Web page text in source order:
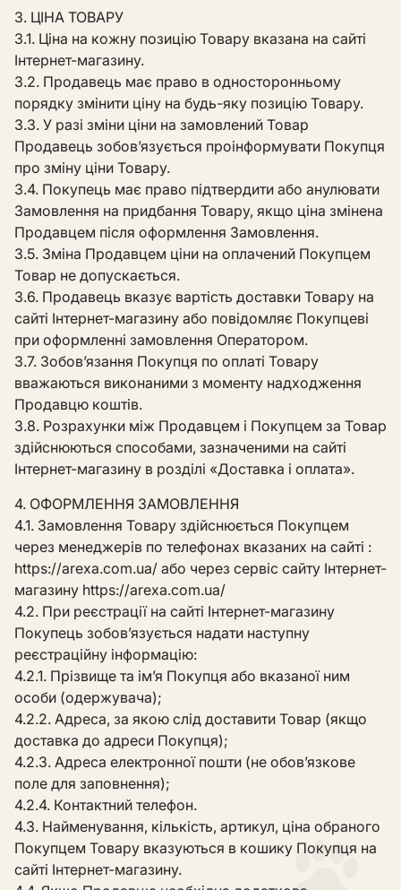
3. ЦІНА ТОВАРУ
3.1. Ціна на кожну позицію Товару вказана на сайті
Інтернет-магазину.
3.2. Продавець має право в односторонньому
порядку змінити ціну на будь-яку позицію Товару.
3.3. У разі зміни ціни на замовлений Товар
Продавець зобов’язується проінформувати Покупця
про зміну ціни Товару.
3.4. Покупець має право підтвердити або анулювати
Замовлення на придбання Товару, якщо ціна змінена
Продавцем після оформлення Замовлення.
3.5. Зміна Продавцем ціни на оплачений Покупцем
Товар не допускається.
3.6. Продавець вказує вартість доставки Товару на
сайті Інтернет-магазину або повідомляє Покупцеві
при оформленні замовлення Оператором.
3.7. Зобов’язання Покупця по оплаті Товару
вважаються виконаними з моменту надходження
Продавцю коштів.
3.8. Розрахунки між Продавцем і Покупцем за Товар
здійснюються способами, зазначеними на сайті
Інтернет-магазину в розділі «Доставка і оплата».
4. ОФОРМЛЕННЯ ЗАМОВЛЕННЯ
4.1. Замовлення Товару здійснюється Покупцем
через менеджерів по телефонах вказаних на сайті :
https://arexa.com.ua/ або через сервіс сайту Інтернет-
магазину https://arexa.com.ua/
4.2. При реєстрації на сайті Інтернет-магазину
Покупець зобов’язується надати наступну
реєстраційну інформацію:
4.2.1. Прізвище та ім’я Покупця або вказаної ним
особи (одержувача);
4.2.2. Адреса, за якою слід доставити Товар (якщо
доставка до адреси Покупця);
4.2.3. Адреса електронної пошти (не обов’язкове
поле для заповнення);
4.2.4. Контактний телефон.
4.3. Найменування, кількість, артикул, ціна обраного
Покупцем Товару вказуються в кошику Покупця на
сайті Інтернет-магазину.